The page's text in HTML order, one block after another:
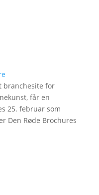
branchesite for
får en
25. februar som
Den Røde Brochures